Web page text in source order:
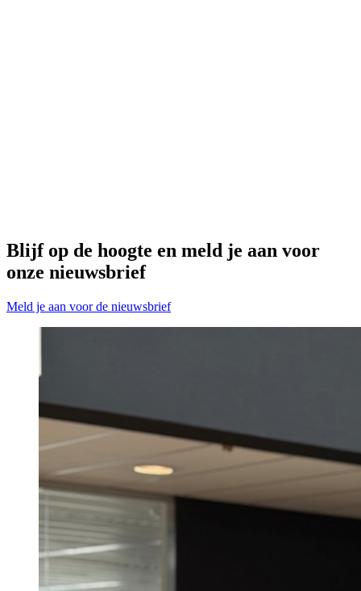
Blijf op de hoogte en meld je aan voor
onze nieuwsbrief
Meld je aan voor de nieuwsbrief